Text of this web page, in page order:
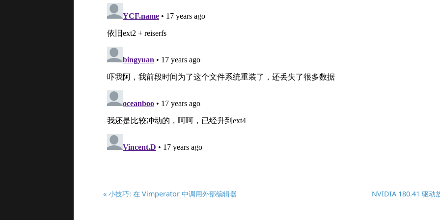
« 小技巧: 在 Vimperator 中调用外部编辑器 NVIDIA 180.41 驱动